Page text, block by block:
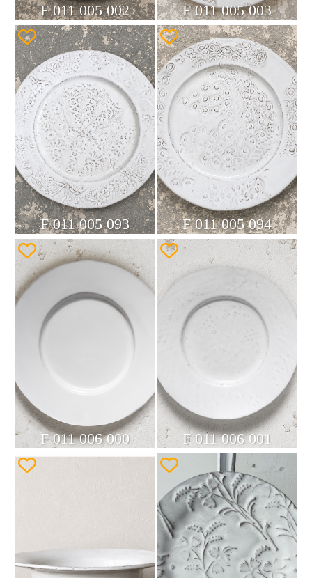
F 011 005 002 F 011 005 003
F 011 005 093 F 011 005 094
F 011 006 000 F 011 006 001